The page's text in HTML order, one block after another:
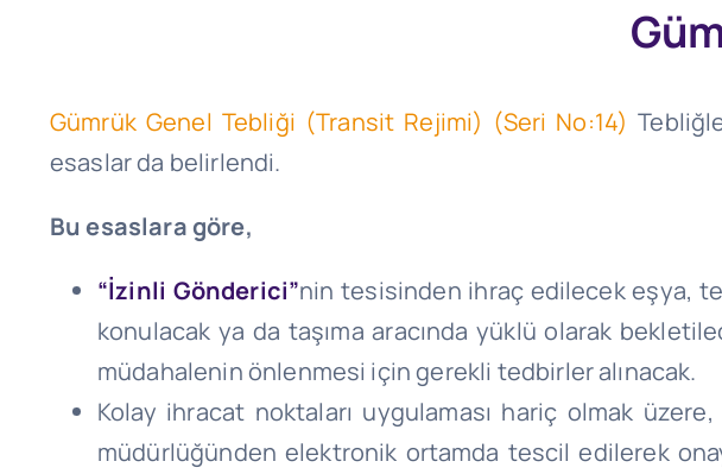
Gümrük Genel Tebliği (Transit Rejimi) (Seri No:14)
esaslar da belirlendi.
Bu esaslara göre,
“İzinli Gönderici”nin tesisinden ihraç edilecek eşya,
konulacak ya da taşıma aracında yüklü olarak
müdahalenin önlenmesi için gerekli tedbirler alınacak.
Kolay ihracat noktaları uygulaması hariç olmak
müdürlüğünden elektronik ortamda tescil edilerek